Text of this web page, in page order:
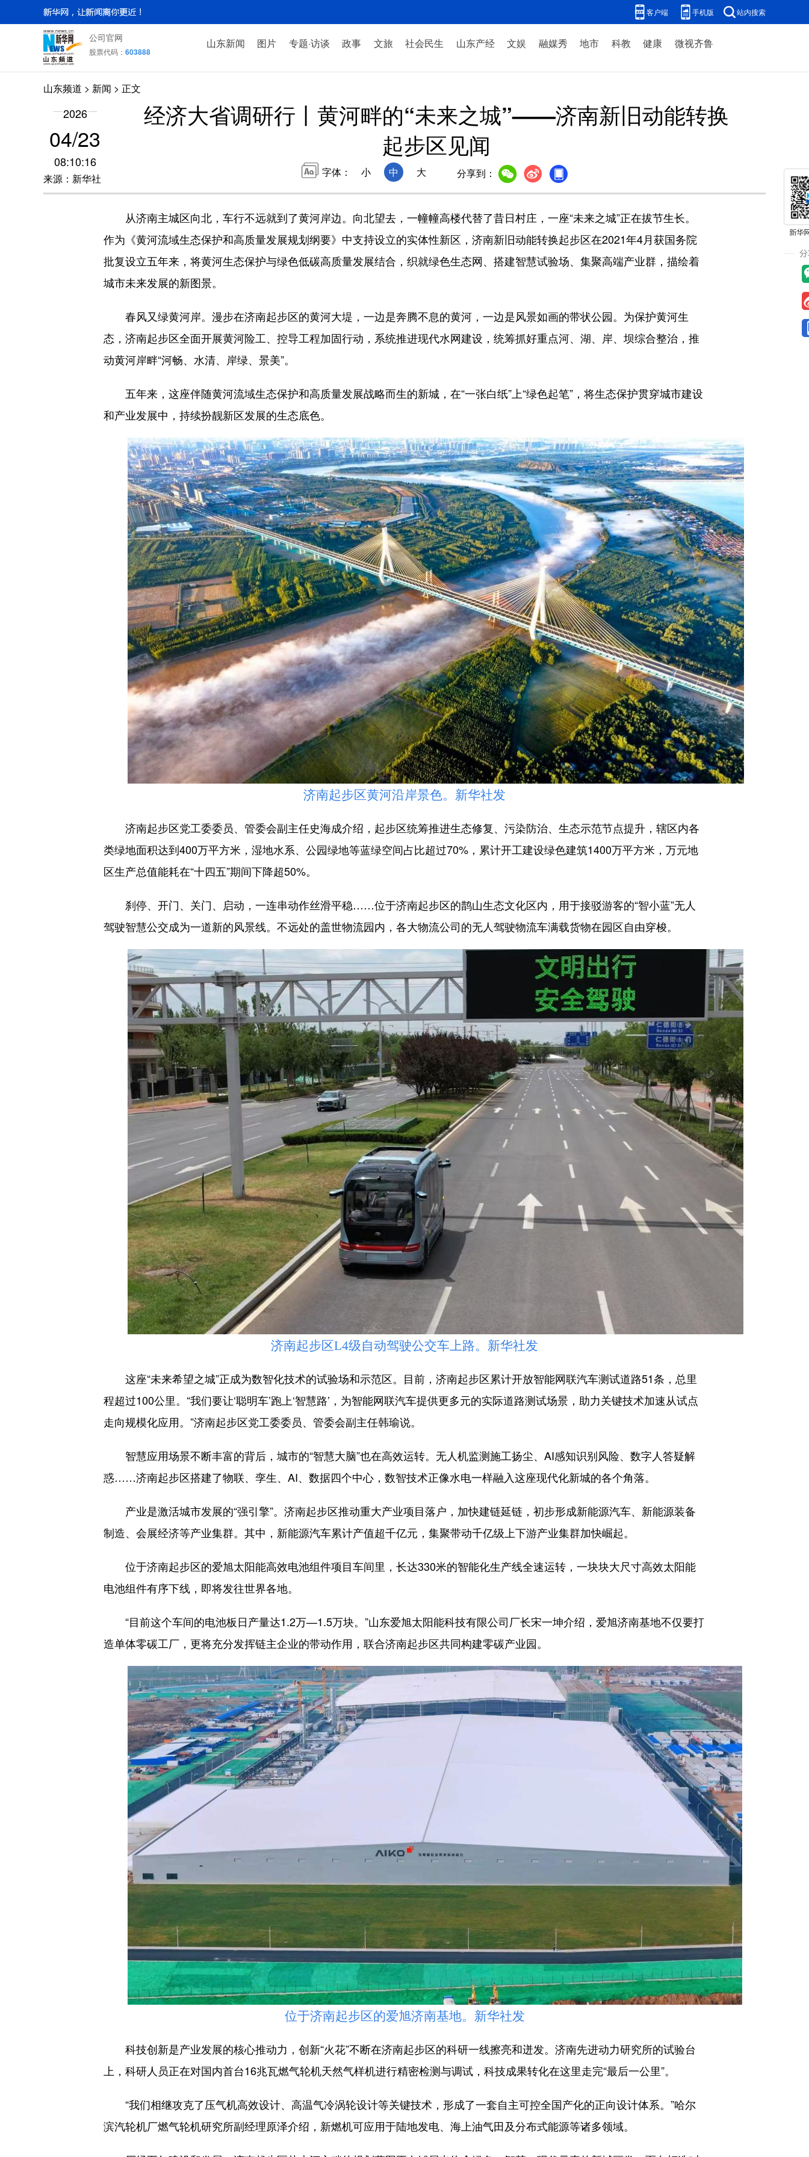
客户端 手机版 站内搜索
公司官网
股票代码： 603888
山东新闻 图片 专题·访谈 政事 文旅 社会民生 山东产经 文娱 融媒秀 地市 科教 健康 微视齐鲁
山东频道 > 新闻 > 正文
2026
04/23
08:10:16
来源：新华社
经济大省调研行丨黄河畔的“未来之城”——济南新旧动能转换
起步区见闻
字体： 小 中 大 分享到：
从济南主城区向北，车行不远就到了黄河岸边。向北望去，一幢幢高楼代替了昔日村庄，一座“未来之城”正在拔节生长。
作为《黄河流域生态保护和高质量发展规划纲要》中支持设立的实体性新区，济南新旧动能转换起步区在2021年4月获国务院
批复设立五年来，将黄河生态保护与绿色低碳高质量发展结合，织就绿色生态网、搭建智慧试验场、集聚高端产业群，描绘着
城市未来发展的新图景。
春风又绿黄河岸。漫步在济南起步区的黄河大堤，一边是奔腾不息的黄河，一边是风景如画的带状公园。为保护黄河生
态，济南起步区全面开展黄河险工、控导工程加固行动，系统推进现代水网建设，统筹抓好重点河、湖、岸、坝综合整治，推
动黄河岸畔“河畅、水清、岸绿、景美”。
五年来，这座伴随黄河流域生态保护和高质量发展战略而生的新城，在“一张白纸”上“绿色起笔”，将生态保护贯穿城市建设
和产业发展中，持续扮靓新区发展的生态底色。
济南起步区黄河沿岸景色。新华社发
济南起步区党工委委员、管委会副主任史海成介绍，起步区统筹推进生态修复、污染防治、生态示范节点提升，辖区内各
类绿地面积达到400万平方米，湿地水系、公园绿地等蓝绿空间占比超过70%，累计开工建设绿色建筑1400万平方米，万元地
区生产总值能耗在“十四五”期间下降超50%。
刹停、开门、关门、启动，一连串动作丝滑平稳……位于济南起步区的鹊山生态文化区内，用于接驳游客的“智小蓝”无人
驾驶智慧公交成为一道新的风景线。不远处的盖世物流园内，各大物流公司的无人驾驶物流车满载货物在园区自由穿梭。
济南起步区L4级自动驾驶公交车上路。新华社发
这座“未来希望之城”正成为数智化技术的试验场和示范区。目前，济南起步区累计开放智能网联汽车测试道路51条，总里
程超过100公里。“我们要让‘聪明车’跑上‘智慧路’，为智能网联汽车提供更多元的实际道路测试场景，助力关键技术加速从试点
走向规模化应用。”济南起步区党工委委员、管委会副主任韩瑜说。
智慧应用场景不断丰富的背后，城市的“智慧大脑”也在高效运转。无人机监测施工扬尘、AI感知识别风险、数字人答疑解
惑……济南起步区搭建了物联、孪生、AI、数据四个中心，数智技术正像水电一样融入这座现代化新城的各个角落。
产业是激活城市发展的“强引擎”。济南起步区推动重大产业项目落户，加快建链延链，初步形成新能源汽车、新能源装备
制造、会展经济等产业集群。其中，新能源汽车累计产值超千亿元，集聚带动千亿级上下游产业集群加快崛起。
位于济南起步区的爱旭太阳能高效电池组件项目车间里，长达330米的智能化生产线全速运转，一块块大尺寸高效太阳能
电池组件有序下线，即将发往世界各地。
“目前这个车间的电池板日产量达1.2万—1.5万块。”山东爱旭太阳能科技有限公司厂长宋一坤介绍，爱旭济南基地不仅要打
造单体零碳工厂，更将充分发挥链主企业的带动作用，联合济南起步区共同构建零碳产业园。
位于济南起步区的爱旭济南基地。新华社发
科技创新是产业发展的核心推动力，创新“火花”不断在济南起步区的科研一线擦亮和迸发。济南先进动力研究所的试验台
上，科研人员正在对国内首台16兆瓦燃气轮机天然气样机进行精密检测与调试，科技成果转化在这里走完“最后一公里”。
“我们相继攻克了压气机高效设计、高温气冷涡轮设计等关键技术，形成了一套自主可控全国产化的正向设计体系。”哈尔
滨汽轮机厂燃气轮机研究所副经理原泽介绍，新燃机可应用于陆地发电、海上油气田及分布式能源等诸多领域。